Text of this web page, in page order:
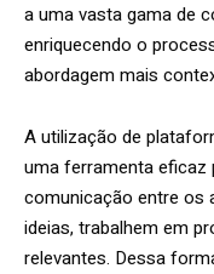
a uma vasta gama de
enriquecendo o
abordagem mais
A utilização de
uma ferramenta eficaz
comunicação entre os
ideias, trabalhem em
relevantes. Dessa